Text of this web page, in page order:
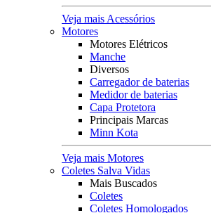
Veja mais Acessórios
Motores
Motores Elétricos
Manche
Diversos
Carregador de baterias
Medidor de baterias
Capa Protetora
Principais Marcas
Minn Kota
Veja mais Motores
Coletes Salva Vidas
Mais Buscados
Coletes
Coletes Homologados